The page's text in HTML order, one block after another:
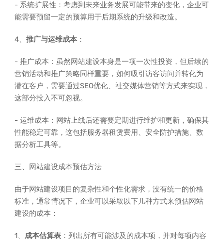
- 系统扩展性：考虑到未来业务发展可能带来的变化，企业可
能需要预留一定的预算用于后期系统的升级和改造。
4、 推广与运维成本 ：
- 推广成本：虽然网站建设本身是一项一次性投资，但后续的
营销活动和推广策略同样重要，如何吸引访客访问并转化为
潜在客户，需要通过SEO优化、社交媒体营销等方式来实现，
这部分投入不可忽视。
- 运维成本：网站上线后还需要定期进行维护和更新，确保其
性能稳定可靠，这包括服务器租赁费用、安全防护措施、数
据分析工具等。
三、网站建设成本预估方法
由于网站建设项目的复杂性和个性化需求，没有统一的价格
标准，通常情况下，企业可以采取以下几种方式来预估网站
建设的成本：
1、 成本估算表 ：列出所有可能涉及的成本项，并对每项内容